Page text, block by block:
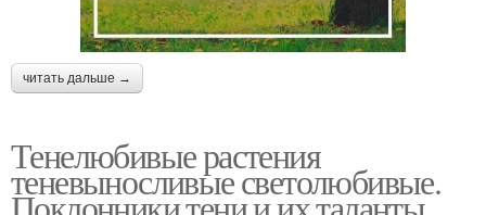
читать дальше →
Тенелюбивые растения
теневыносливые светолюбивые.